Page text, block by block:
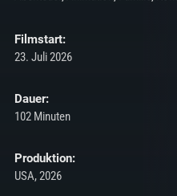
Filmstart:
23. Juli 2026
Dauer:
102 Minuten
Produktion:
USA, 2026